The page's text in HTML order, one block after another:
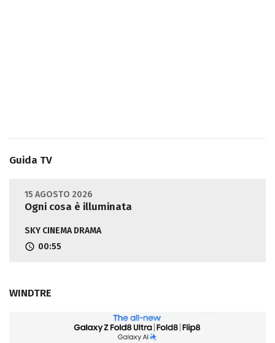
Guida TV
15 AGOSTO 2026
Ogni cosa è illuminata
SKY CINEMA DRAMA
00:55
WINDTRE